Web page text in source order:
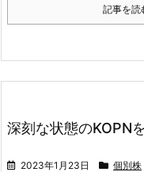
記事を読
深刻な状態のKOPN
2023年1月23日 個別株